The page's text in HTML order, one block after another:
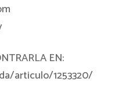
EN:
articulo/1253320/